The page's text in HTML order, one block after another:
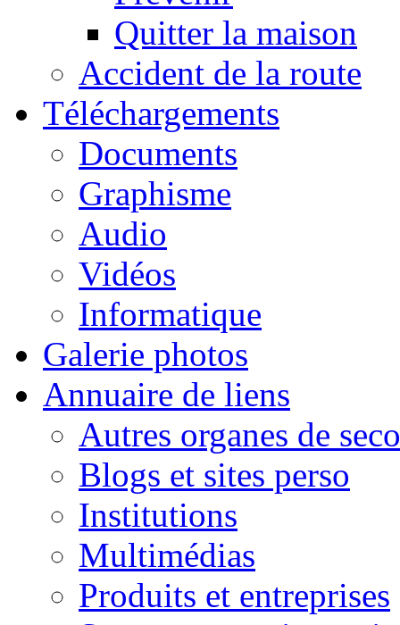
Quitter la maison
Accident de la route
Téléchargements
Documents
Graphisme
Audio
Vidéos
Informatique
Galerie photos
Annuaire de liens
Autres organes de
Blogs et sites perso
Institutions
Multimédias
Produits et entreprises